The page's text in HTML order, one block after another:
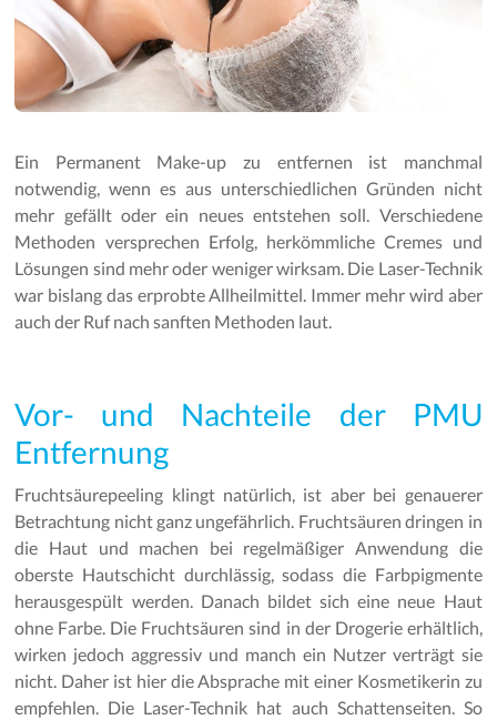
Ein Permanent Make-up zu entfernen ist manchmal
notwendig, wenn es aus unterschiedlichen Gründen nicht
mehr gefällt oder ein neues entstehen soll. Verschiedene
Methoden versprechen Erfolg, herkömmliche Cremes und
Lösungen sind mehr oder weniger wirksam. Die Laser-Technik
war bislang das erprobte Allheilmittel. Immer mehr wird aber
auch der Ruf nach sanften Methoden laut.
Vor- und Nachteile der PMU
Entfernung
Fruchtsäurepeeling klingt natürlich, ist aber bei genauerer
Betrachtung nicht ganz ungefährlich. Fruchtsäuren dringen in
die Haut und machen bei regelmäßiger Anwendung die
oberste Hautschicht durchlässig, sodass die Farbpigmente
herausgespült werden. Danach bildet sich eine neue Haut
ohne Farbe. Die Fruchtsäuren sind in der Drogerie erhältlich,
wirken jedoch aggressiv und manch ein Nutzer verträgt sie
nicht. Daher ist hier die Absprache mit einer Kosmetikerin zu
empfehlen. Die Laser-Technik hat auch Schattenseiten. So